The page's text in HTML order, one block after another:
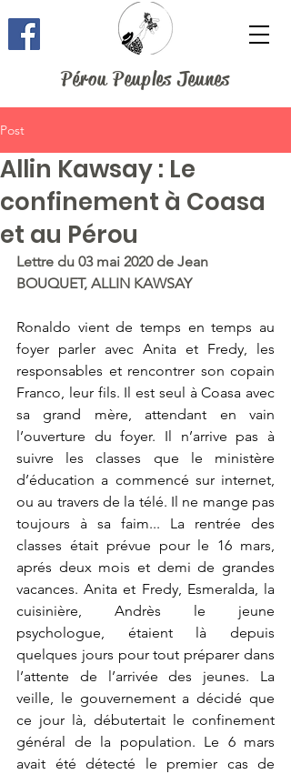
Pérou Peuples Jeunes
Post
Allin Kawsay : Le
confinement à Coasa
et au Pérou
Lettre du 03 mai 2020 de Jean
BOUQUET, ALLIN KAWSAY
Ronaldo vient de temps en temps au
foyer parler avec Anita et Fredy, les
responsables et rencontrer son copain
Franco, leur fils. Il est seul à Coasa avec
sa grand mère, attendant en vain
l’ouverture du foyer. Il n’arrive pas à
suivre les classes que le ministère
d’éducation a commencé sur internet,
ou au travers de la télé. Il ne mange pas
toujours à sa faim... La rentrée des
classes était prévue pour le 16 mars,
aprés deux mois et demi de grandes
vacances. Anita et Fredy, Esmeralda, la
cuisinière, Andrès le jeune
psychologue, étaient là depuis
quelques jours pour tout préparer dans
l’attente de l’arrivée des jeunes. La
veille, le gouvernement a décidé que
ce jour là, débutertait le confinement
général de la population. Le 6 mars
avait été détecté le premier cas de